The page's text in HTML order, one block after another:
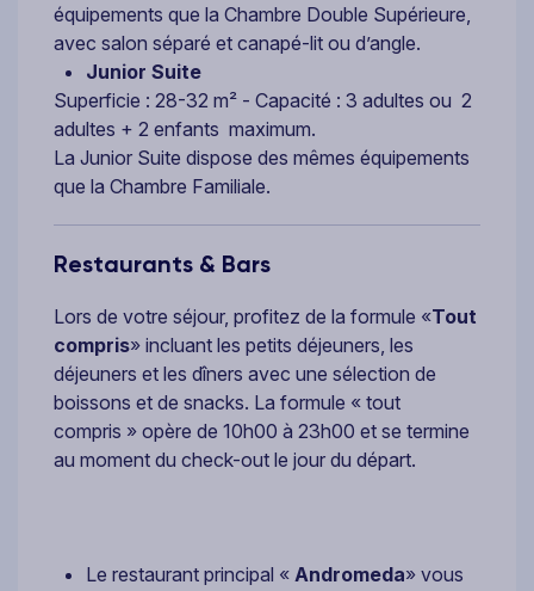
équipements que la Chambre Double Supérieure,
avec salon séparé et canapé-lit ou d’angle.
Junior Suite
Superficie : 28-32 m² - Capacité : 3 adultes ou 2
adultes + 2 enfants maximum.
La Junior Suite dispose des mêmes équipements
que la Chambre Familiale.
Restaurants & Bars
Lors de votre séjour, profitez de la formule «Tout
compris» incluant les petits déjeuners, les
déjeuners et les dîners avec une sélection de
boissons et de snacks. La formule « tout
compris » opère de 10h00 à 23h00 et se termine
au moment du check-out le jour du départ.
Le restaurant principal « Andromeda» vous